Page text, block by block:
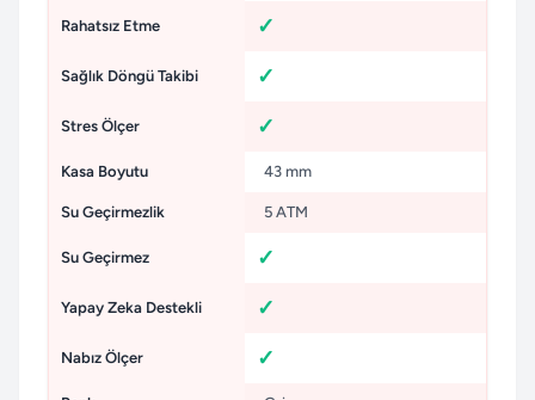
Rahatsız Etme
Sağlık Döngü Takibi
Stres Ölçer
Kasa Boyutu 43 mm
Su Geçirmezlik 5 ATM
Su Geçirmez
Yapay Zeka Destekli
Nabız Ölçer